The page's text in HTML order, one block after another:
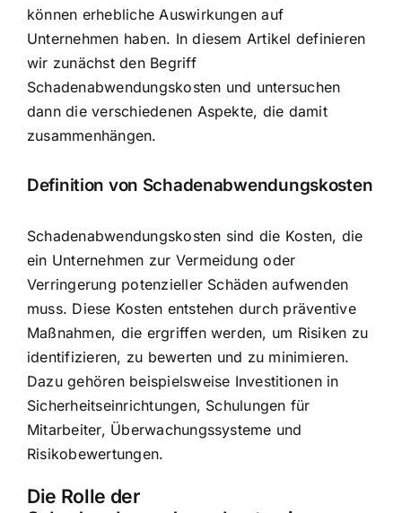
können erhebliche Auswirkungen auf
Unternehmen haben. In diesem Artikel definieren
wir zunächst den Begriff
Schadenabwendungskosten und untersuchen
dann die verschiedenen Aspekte, die damit
zusammenhängen.
Definition von Schadenabwendungskosten
Schadenabwendungskosten sind die Kosten, die
ein Unternehmen zur Vermeidung oder
Verringerung potenzieller Schäden aufwenden
muss. Diese Kosten entstehen durch präventive
Maßnahmen, die ergriffen werden, um Risiken zu
identifizieren, zu bewerten und zu minimieren.
Dazu gehören beispielsweise Investitionen in
Sicherheitseinrichtungen, Schulungen für
Mitarbeiter, Überwachungssysteme und
Risikobewertungen.
Die Rolle der